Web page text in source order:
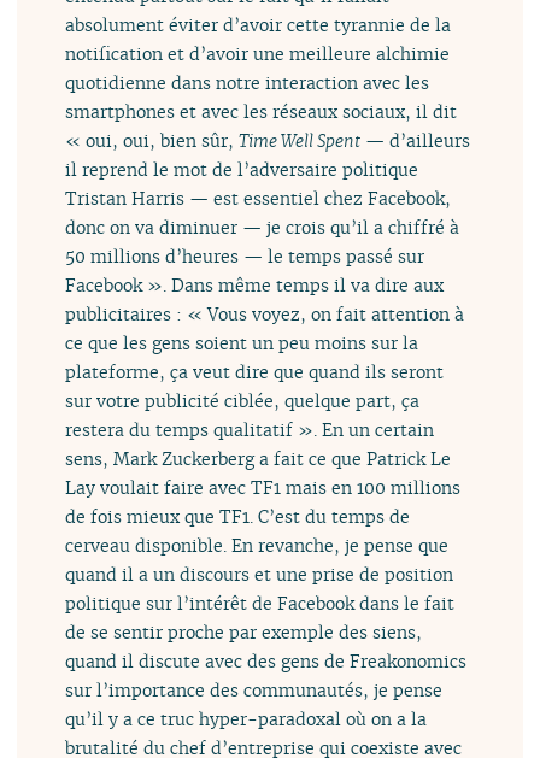
absolument éviter d’avoir cette tyrannie de la
notification et d’avoir une meilleure alchimie
quotidienne dans notre interaction avec les
smartphones et avec les réseaux sociaux, il dit
« oui, oui, bien sûr,Time Well Spent — d’ailleurs
il reprend le mot de l’adversaire politique
Tristan Harris — est essentiel chez Facebook,
donc on va diminuer — je crois qu’il a chiffré à
50 millions d’heures — le temps passé sur
Facebook ». Dans même temps il va dire aux
publicitaires : « Vous voyez, on fait attention à
ce que les gens soient un peu moins sur la
plateforme, ça veut dire que quand ils seront
sur votre publicité ciblée, quelque part, ça
restera du temps qualitatif ». En un certain
sens, Mark Zuckerberg a fait ce que Patrick Le
Lay voulait faire avec TF1 mais en 100 millions
de fois mieux que TF1. C’est du temps de
cerveau disponible. En revanche, je pense que
quand il a un discours et une prise de position
politique sur l’intérêt de Facebook dans le fait
de se sentir proche par exemple des siens,
quand il discute avec des gens de Freakonomics
sur l’importance des communautés, je pense
qu’il y a ce truc hyper-paradoxal où on a la
brutalité du chef d’entreprise qui coexiste avec